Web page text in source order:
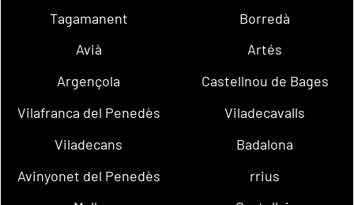
Tagamanent
Borredà
Avià
Artés
Argençola
Castellnou de Bages
Vilafranca del Penedès
Viladecavalls
Viladecans
Badalona
Avinyonet del Penedès
rrius